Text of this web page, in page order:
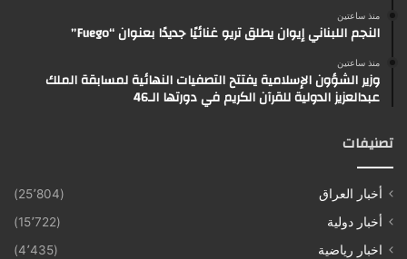
منذ ساعتين
النجم اللبناني إيوان يطلق تريو غنائيًا جديدًا بعنوان “Fuego”
منذ ساعتين
وزير الشؤون الإسلامية يفتتح التصفيات النهائية لمسابقة الملك
عبدالعزيز الدولية للقرآن الكريم في دورتها الـ46
تصنيفات
أخبار العراق
(25٬804)
أخبار دولية
(15٬722)
اخبار رياضية
(4٬435)